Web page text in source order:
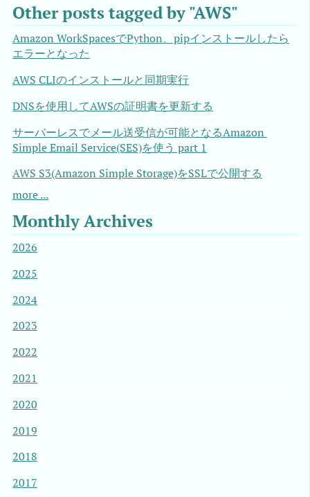
Other posts tagged by "AWS"
Amazon WorkSpacesでPython、pipインストールしたら
エラーとなった
AWS CLIのインストールと同期実行
DNSを使用してAWSの証明書を更新する
サーバーレスでメール送受信が可能となるAmazon
Simple Email Service(SES)を使う part 1
AWS S3(Amazon Simple Storage)をSSLで公開する
more ...
Monthly Archives
2026
2025
2024
2023
2022
2021
2020
2019
2018
2017